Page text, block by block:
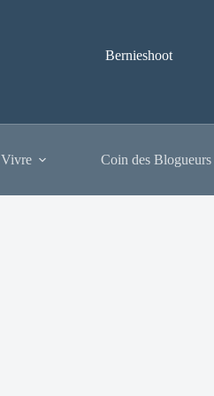
Bernieshoot
Coin des Blogueurs